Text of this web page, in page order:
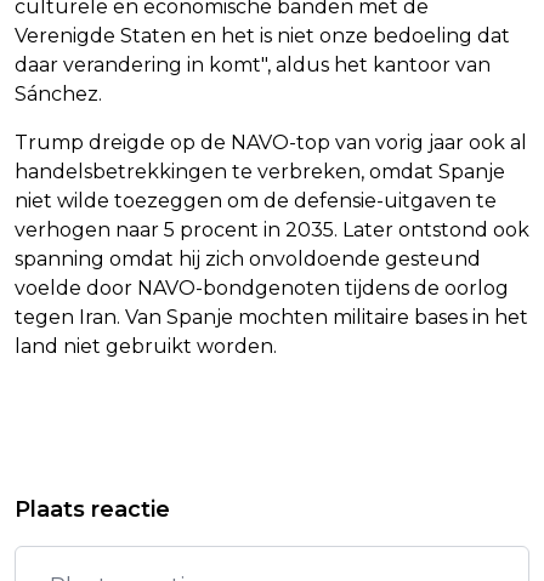
culturele en economische banden met de
Verenigde Staten en het is niet onze bedoeling dat
daar verandering in komt", aldus het kantoor van
Sánchez.
Trump dreigde op de NAVO-top van vorig jaar ook al
handelsbetrekkingen te verbreken, omdat Spanje
niet wilde toezeggen om de defensie-uitgaven te
verhogen naar 5 procent in 2035. Later ontstond ook
spanning omdat hij zich onvoldoende gesteund
voelde door NAVO-bondgenoten tijdens de oorlog
tegen Iran. Van Spanje mochten militaire bases in het
land niet gebruikt worden.
BRUILOFT TERUG OP 'ALLERMOOISTE
SENIOREN VINDEN AFSCHAFFEN
LEEFTIJDSKORTING OV
Plaats reactie